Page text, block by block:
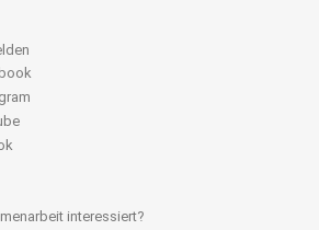
interessiert?